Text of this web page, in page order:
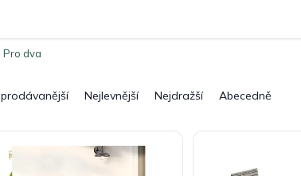
Pro dva
Nejlevnější Nejdražší Abecedně